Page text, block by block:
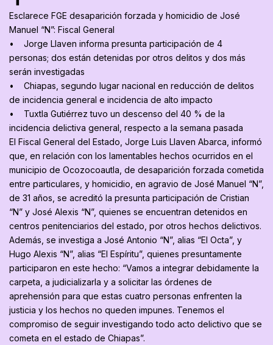
Esclarece FGE desaparición forzada y homicidio de José
Manuel “N”: Fiscal General
• Jorge Llaven informa presunta participación de 4
personas; dos están detenidas por otros delitos y dos más
serán investigadas
• Chiapas, segundo lugar nacional en reducción de delitos
de incidencia general e incidencia de alto impacto
• Tuxtla Gutiérrez tuvo un descenso del 40 % de la
incidencia delictiva general, respecto a la semana pasada
El Fiscal General del Estado, Jorge Luis Llaven Abarca, informó
que, en relación con los lamentables hechos ocurridos en el
municipio de Ocozocoautla, de desaparición forzada cometida
entre particulares, y homicidio, en agravio de José Manuel “N”,
de 31 años, se acreditó la presunta participación de Cristian
“N” y José Alexis “N”, quienes se encuentran detenidos en
centros penitenciarios del estado, por otros hechos delictivos.
Además, se investiga a José Antonio “N”, alias “El Octa”, y
Hugo Alexis “N”, alias “El Espíritu”, quienes presuntamente
participaron en este hecho: “Vamos a integrar debidamente la
carpeta, a judicializarla y a solicitar las órdenes de
aprehensión para que estas cuatro personas enfrenten la
justicia y los hechos no queden impunes. Tenemos el
compromiso de seguir investigando todo acto delictivo que se
cometa en el estado de Chiapas”.